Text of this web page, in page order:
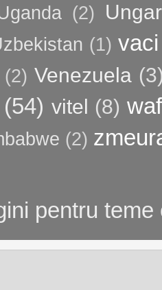
(2)
(1) vaci
(2) Venezuela
(54) vitel (8)
(2)
pentru